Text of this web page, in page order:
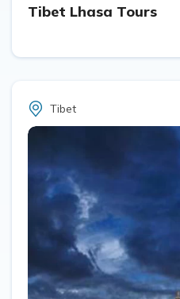
Tibet Lhasa Tours
Tibet